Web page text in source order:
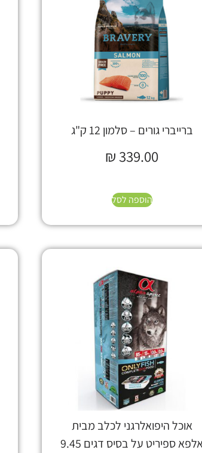
ברייברי גורים – סלמון 12 ק"ג
₪ 339.00
הוספה לסל
אוכל היפואלרגני לכלב מבית
אלפא ספיריט על בסיס דגים 9.45